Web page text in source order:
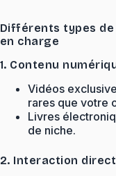
Différents types
en charge
1. Contenu
Vidéos
rares que votre
Livres
de niche.
2. Interaction